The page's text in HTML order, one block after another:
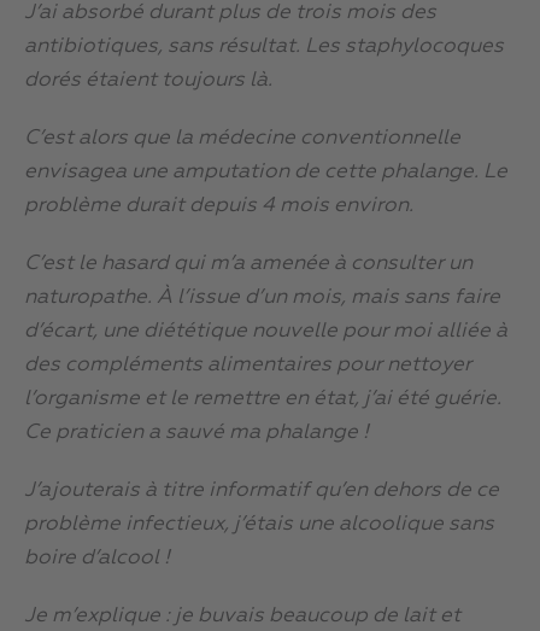
J’ai absorbé durant plus de trois mois des
antibiotiques, sans résultat. Les staphylocoques
dorés étaient toujours là.
C’est alors que la médecine conventionnelle
envisagea une amputation de cette phalange. Le
problème durait depuis 4 mois environ.
C’est le hasard qui m’a amenée à consulter un
naturopathe. À l’issue d’un mois, mais sans faire
d’écart, une diététique nouvelle pour moi alliée à
des compléments alimentaires pour nettoyer
l’organisme et le remettre en état, j’ai été guérie.
Ce praticien a sauvé ma phalange !
J’ajouterais à titre informatif qu’en dehors de ce
problème infectieux, j’étais une alcoolique sans
boire d’alcool !
Je m’explique : je buvais beaucoup de lait et